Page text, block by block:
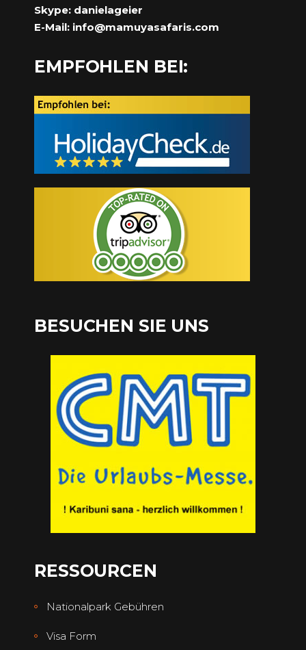
Skype: danielageier
E-Mail: info@mamuyasafaris.com
EMPFOHLEN BEI:
BESUCHEN SIE UNS
RESSOURCEN
Nationalpark Gebühren
Visa Form